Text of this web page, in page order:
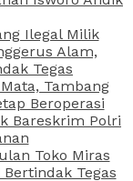
Ilegal Milik
Alam,
Tegas
Tambang
Beroperasi
Bareskrim Polri
Toko Miras
Bertindak Tegas